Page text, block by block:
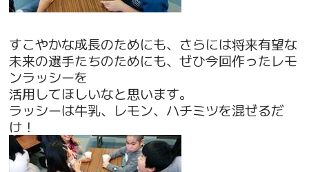
すこやかな成長のためにも、さらには将来有望な
未来の選手たちのためにも、ぜひ今回作ったレモ
ンラッシーを
活用してほしいなと思います。
ラッシーは牛乳、レモン、ハチミツを混ぜるだ
け！